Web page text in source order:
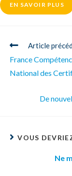
EN SAVOIR PLUS
Article
France
National des
De
VOUS
Ne